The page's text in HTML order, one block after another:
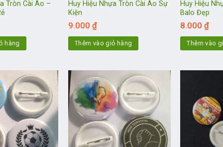
Tròn Cài Áo –
hàng
Huy Hiệu Nhựa Tròn Cài Áo Sự
Kiện
9.000 ₫
Thêm vào giỏ hàng
Huy Hiệu
Balo Đẹp
8.000₫
Thêm vào